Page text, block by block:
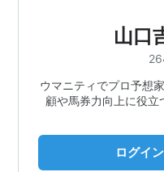
山口
ウマニティでプロ予想
顧や馬券力向上に役立
ログイ